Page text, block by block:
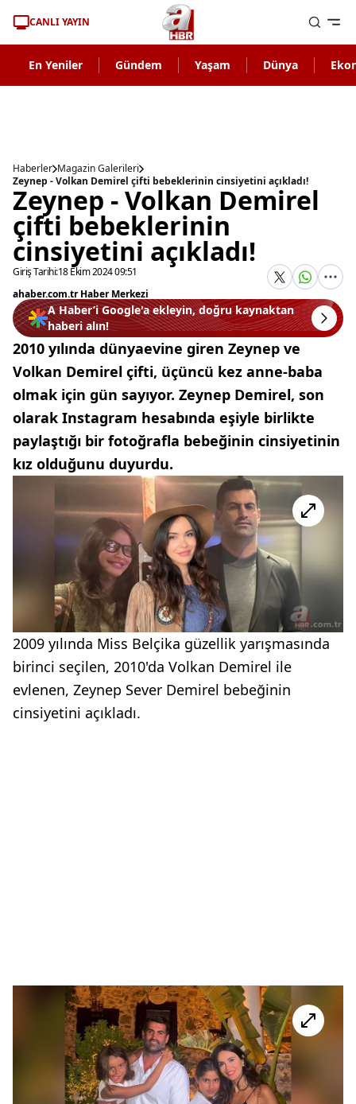
CANLI YAYIN
En Yeniler Gündem Yaşam Dünya
Haberler Magazin Galerileri
Zeynep - Volkan Demirel çifti bebeklerinin cinsiyetini açıkladı!
Zeynep - Volkan Demirel
çifti bebeklerinin
cinsiyetini açıkladı!
Giriş Tarihi:18 Ekim 2024 09:51
ahaber.com.tr Haber Merkezi
A Haber’i Google'a ekleyin, doğru kaynaktan
haberi alın!
2010 yılında dünyaevine giren Zeynep ve
Volkan Demirel çifti, üçüncü kez anne-baba
olmak için gün sayıyor. Zeynep Demirel, son
olarak Instagram hesabında eşiyle birlikte
paylaştığı bir fotoğrafla bebeğinin cinsiyetinin
kız olduğunu duyurdu.
2009 yılında Miss Belçika güzellik yarışmasında
birinci seçilen, 2010'da Volkan Demirel ile
evlenen, Zeynep Sever Demirel bebeğinin
cinsiyetini açıkladı.